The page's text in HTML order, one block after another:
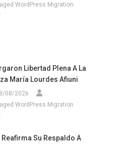
WordPress Migration
Libertad Plena A La
María Lourdes Afiuni
08/2026
WordPress Migration
Reafirma Su Respaldo A